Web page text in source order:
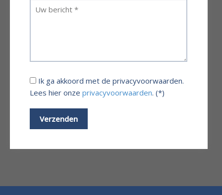
Ik ga akkoord met de privacyvoorwaarden.
Lees hier onze privacyvoorwaarden. (*)